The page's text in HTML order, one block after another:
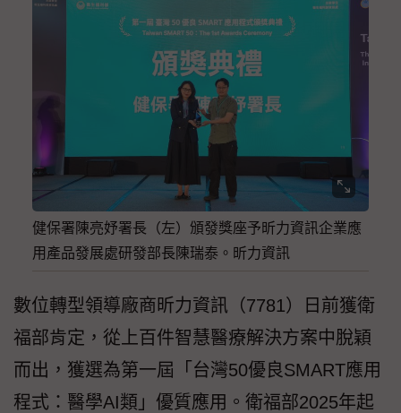
健保署陳亮妤署長（左）頒發獎座予昕力資訊企業應
用產品發展處研發部長陳瑞泰。昕力資訊
數位轉型領導廠商昕力資訊（7781）日前獲衛
福部肯定，從上百件智慧醫療解決方案中脫穎
而出，獲選為第一屆「台灣50優良SMART應用
程式：醫學AI類」優質應用。衛福部2025年起